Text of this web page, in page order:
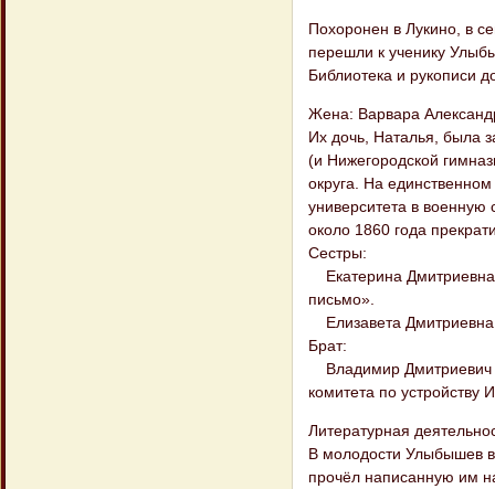
Похоронен в Лукино, в
перешли к ученику
Библиотека и рукописи
Жена: Варвара
Их дочь, Наталья, была
(и Нижегородской
округа. На
университета в военную
около 1860 года
Сестры:
Екатерина
письмо».
Елизавета
Брат:
Владимир Дмитриевич
комитета по устройству
Литературная
В молодости Улыбышев
прочёл написанную им